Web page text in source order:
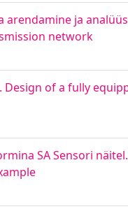
ja
network
Design of a fully
SA Sensori